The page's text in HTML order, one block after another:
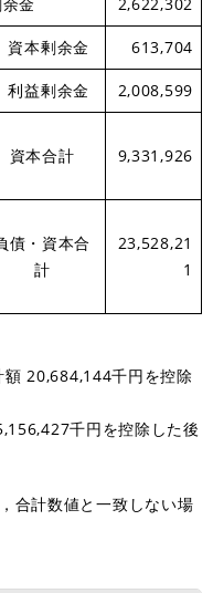
本剰余金 613,704
益剰余金 2,008,599
資本合計 9,331,926
債・資本合
計
23,528,21
1
20,684,144千円を控除
千円を控除した後
合計数値と一致しない場